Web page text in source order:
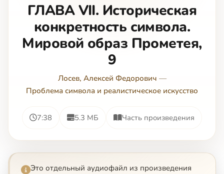
ГЛАВА VII. Историческая
конкретность символа.
Мировой образ Прометея,
9
Лосев, Алексей Федорович —
Проблема символа и реалистическое искусство
7:38 5.3 МБ Часть произведения
Это отдельный аудиофайл из произведения